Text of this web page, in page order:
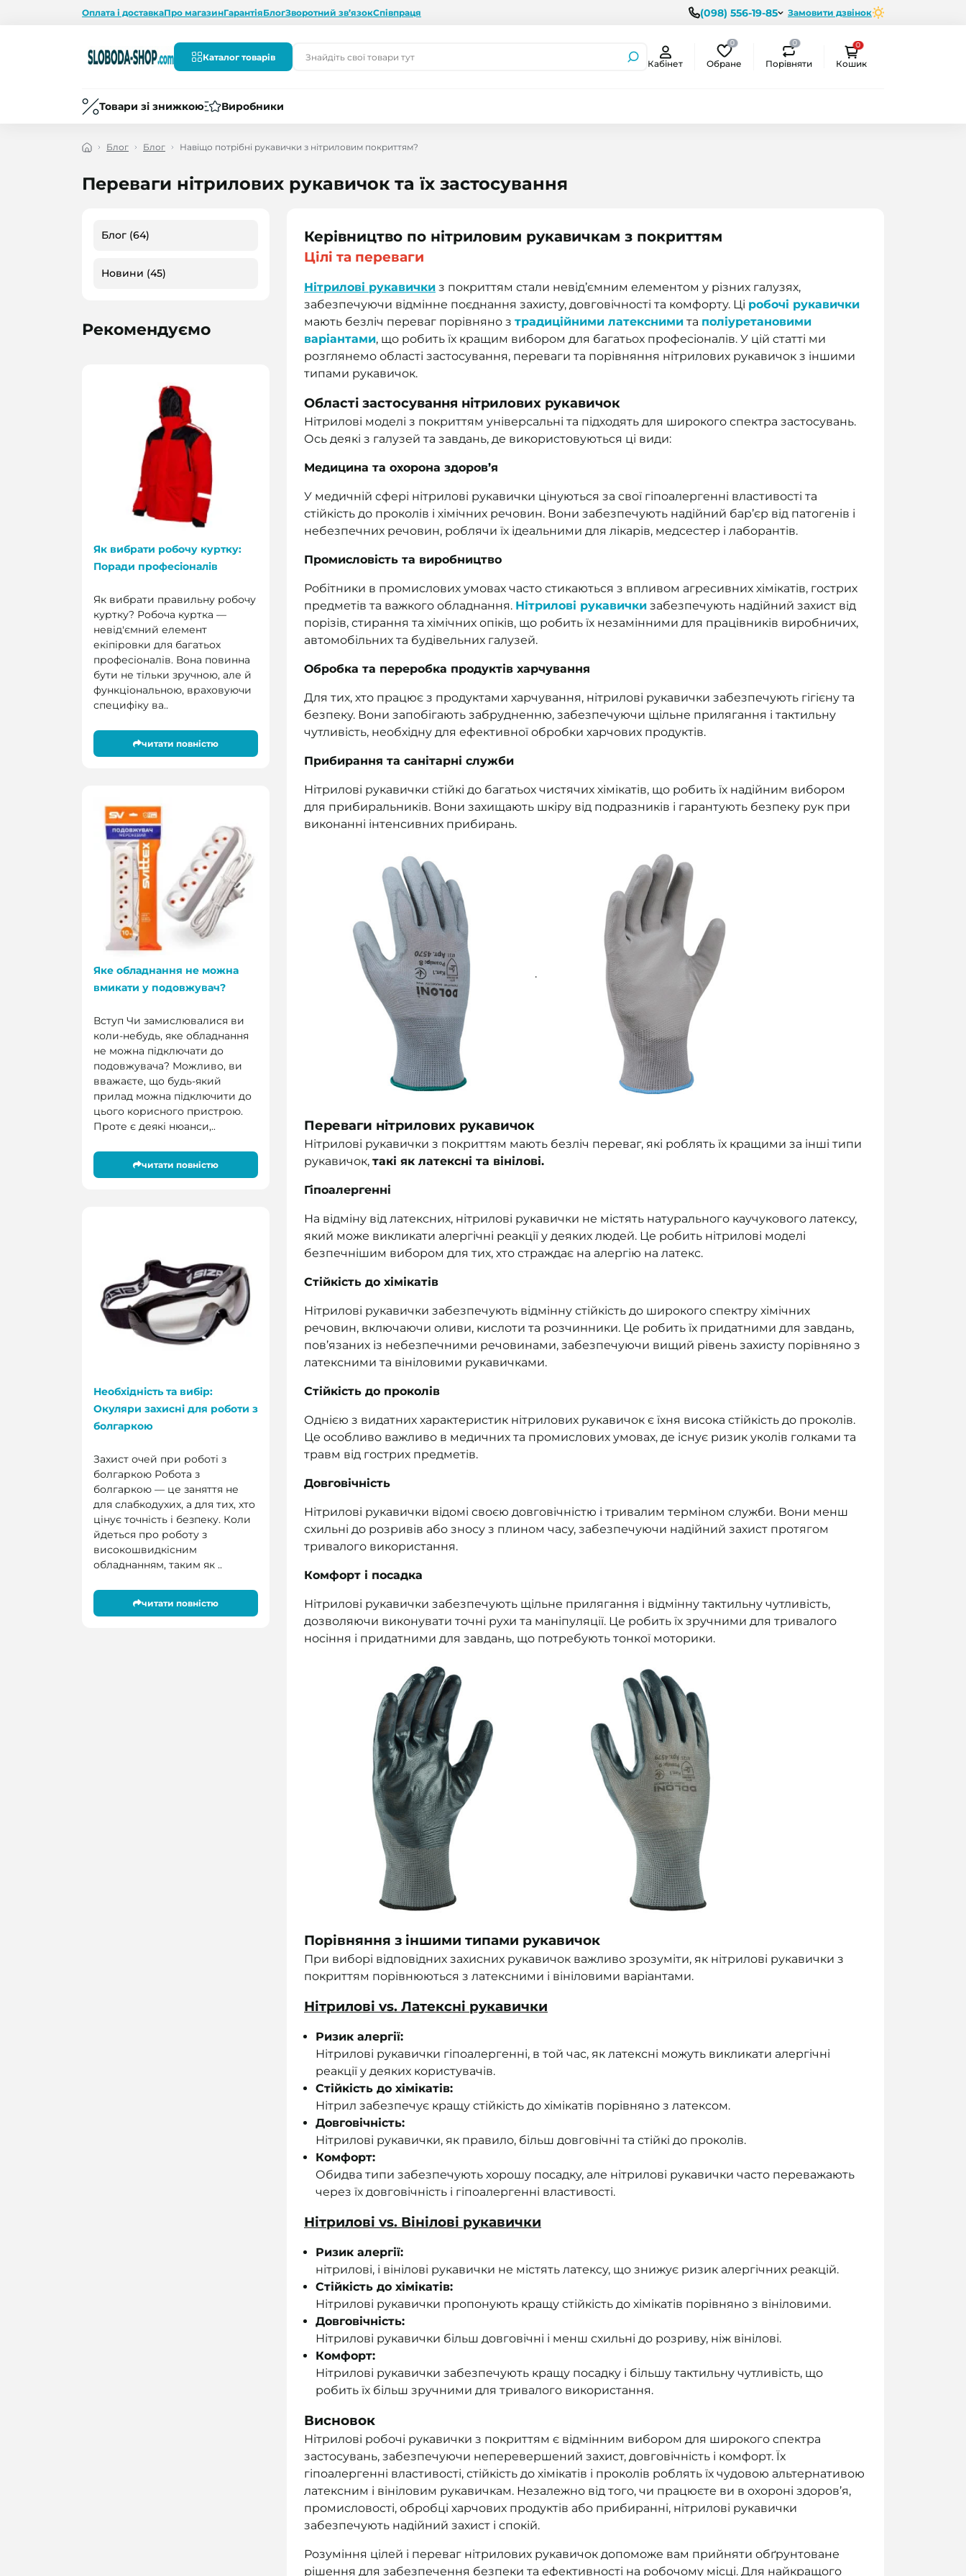
Оплата і доставкаПро магазинГарантіяБлогЗворотний зв’язокСпівпраця (098) 556-19-85 Замовити дзвінок
Каталог товарів
Кабінет
0
Обране
0
Порівняти
0
Кошик
Товари зі знижкою Виробники
Блог Блог Навіщо потрібні рукавички з нітриловим покриттям?
Переваги нітрилових рукавичок та їх застосування
Блог (64)
Новини (45)
Рекомендуємо
Як вибрати робочу куртку:
Поради професіоналів
Як вибрати правильну робочу
куртку? Робоча куртка —
невід'ємний елемент
екіпіровки для багатьох
професіоналів. Вона повинна
бути не тільки зручною, але й
функціональною, враховуючи
специфіку ва..
читати повністю
Яке обладнання не можна
вмикати у подовжувач?
Вступ Чи замислювалися ви
коли-небудь, яке обладнання
не можна підключати до
подовжувача? Можливо, ви
вважаєте, що будь-який
прилад можна підключити до
цього корисного пристрою.
Проте є деякі нюанси,..
читати повністю
Необхідність та вибір:
Окуляри захисні для роботи з
болгаркою
Захист очей при роботі з
болгаркою Робота з
болгаркою — це заняття не
для слабкодухих, а для тих, хто
цінує точність і безпеку. Коли
йдеться про роботу з
високошвидкісним
обладнанням, таким як ..
читати повністю
Керівництво по нітриловим рукавичкам з покриттям
Цілі та переваги
Нітрилові рукавички з покриттям стали невід’ємним елементом у різних галузях,
забезпечуючи відмінне поєднання захисту, довговічності та комфорту. Ці робочі рукавички
мають безліч переваг порівняно з традиційними латексними та поліуретановими
варіантами, що робить їх кращим вибором для багатьох професіоналів. У цій статті ми
розглянемо області застосування, переваги та порівняння нітрилових рукавичок з іншими
типами рукавичок.
Області застосування нітрилових рукавичок
Нітрилові моделі з покриттям універсальні та підходять для широкого спектра застосувань.
Ось деякі з галузей та завдань, де використовуються ці види:
Медицина та охорона здоров’я
У медичній сфері нітрилові рукавички цінуються за свої гіпоалергенні властивості та
стійкість до проколів і хімічних речовин. Вони забезпечують надійний бар’єр від патогенів і
небезпечних речовин, роблячи їх ідеальними для лікарів, медсестер і лаборантів.
Промисловість та виробництво
Робітники в промислових умовах часто стикаються з впливом агресивних хімікатів, гострих
предметів та важкого обладнання. Нітрилові рукавички забезпечують надійний захист від
порізів, стирання та хімічних опіків, що робить їх незамінними для працівників виробничих,
автомобільних та будівельних галузей.
Обробка та переробка продуктів харчування
Для тих, хто працює з продуктами харчування, нітрилові рукавички забезпечують гігієну та
безпеку. Вони запобігають забрудненню, забезпечуючи щільне прилягання і тактильну
чутливість, необхідну для ефективної обробки харчових продуктів.
Прибирання та санітарні служби
Нітрилові рукавички стійкі до багатьох чистячих хімікатів, що робить їх надійним вибором
для прибиральників. Вони захищають шкіру від подразників і гарантують безпеку рук при
виконанні інтенсивних прибирань.
.
Переваги нітрилових рукавичок
Нітрилові рукавички з покриттям мають безліч переваг, які роблять їх кращими за інші типи
рукавичок, такі як латексні та вінілові.
Гіпоалергенні
На відміну від латексних, нітрилові рукавички не містять натурального каучукового латексу,
який може викликати алергічні реакції у деяких людей. Це робить нітрилові моделі
безпечнішим вибором для тих, хто страждає на алергію на латекс.
Стійкість до хімікатів
Нітрилові рукавички забезпечують відмінну стійкість до широкого спектру хімічних
речовин, включаючи оливи, кислоти та розчинники. Це робить їх придатними для завдань,
пов’язаних із небезпечними речовинами, забезпечуючи вищий рівень захисту порівняно з
латексними та вініловими рукавичками.
Стійкість до проколів
Однією з видатних характеристик нітрилових рукавичок є їхня висока стійкість до проколів.
Це особливо важливо в медичних та промислових умовах, де існує ризик уколів голками та
травм від гострих предметів.
Довговічність
Нітрилові рукавички відомі своєю довговічністю і тривалим терміном служби. Вони менш
схильні до розривів або зносу з плином часу, забезпечуючи надійний захист протягом
тривалого використання.
Комфорт і посадка
Нітрилові рукавички забезпечують щільне прилягання і відмінну тактильну чутливість,
дозволяючи виконувати точні рухи та маніпуляції. Це робить їх зручними для тривалого
носіння і придатними для завдань, що потребують тонкої моторики.
Порівняння з іншими типами рукавичок
При виборі відповідних захисних рукавичок важливо зрозуміти, як нітрилові рукавички з
покриттям порівнюються з латексними і вініловими варіантами.
Нітрилові vs. Латексні рукавички
Ризик алергії:
Нітрилові рукавички гіпоалергенні, в той час, як латексні можуть викликати алергічні
реакції у деяких користувачів.
Стійкість до хімікатів:
Нітрил забезпечує кращу стійкість до хімікатів порівняно з латексом.
Довговічність:
Нітрилові рукавички, як правило, більш довговічні та стійкі до проколів.
Комфорт:
Обидва типи забезпечують хорошу посадку, але нітрилові рукавички часто переважають
через їх довговічність і гіпоалергенні властивості.
Нітрилові vs. Вінілові рукавички
Ризик алергії:
нітрилові, і вінілові рукавички не містять латексу, що знижує ризик алергічних реакцій.
Стійкість до хімікатів:
Нітрилові рукавички пропонують кращу стійкість до хімікатів порівняно з вініловими.
Довговічність:
Нітрилові рукавички більш довговічні і менш схильні до розриву, ніж вінілові.
Комфорт:
Нітрилові рукавички забезпечують кращу посадку і більшу тактильну чутливість, що
робить їх більш зручними для тривалого використання.
Висновок
Нітрилові робочі рукавички з покриттям є відмінним вибором для широкого спектра
застосувань, забезпечуючи неперевершений захист, довговічність і комфорт. Їх
гіпоалергенні властивості, стійкість до хімікатів і проколів роблять їх чудовою альтернативою
латексним і вініловим рукавичкам. Незалежно від того, чи працюєте ви в охороні здоров’я,
промисловості, обробці харчових продуктів або прибиранні, нітрилові рукавички
забезпечують надійний захист і спокій.
Розуміння цілей і переваг нітрилових рукавичок допоможе вам прийняти обґрунтоване
рішення для забезпечення безпеки та ефективності на робочому місці. Для найкращого